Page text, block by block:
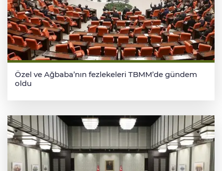
Özel ve Ağbaba’nın fezlekeleri TBMM’de gündem
oldu